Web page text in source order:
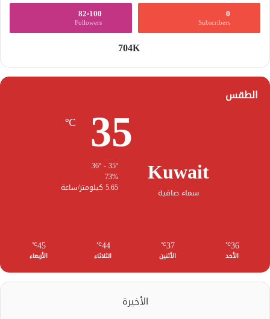
0
Subscribers
82٬100
Followers
704K
الطقس
Kuwait
سماء صافية
35
℃
73%
5.65 كيلومتر/ساعة
36
℃
الأحد
37
℃
الأثنين
44
℃
الثلاثاء
45
℃
الأربعاء
الأخيرة